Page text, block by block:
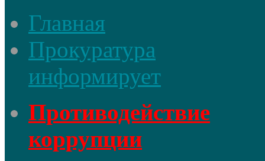
Главная
Прокуратура
информирует
Противодействие
коррупции